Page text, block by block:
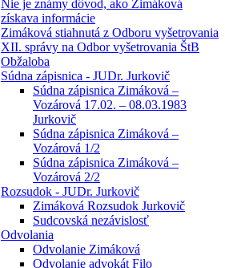
Nie je známy dôvod, ako Zimáková
získava informácie
Zimáková stiahnutá z Odboru vyšetrovania
XII. správy na Odbor vyšetrovania ŠtB
Obžaloba
Súdna zápisnica - JUDr. Jurkovič
Súdna zápisnica Zimáková –
Vozárová 17.02. – 08.03.1983
Jurkovič
Súdna zápisnica Zimáková –
Vozárová 1/2
Súdna zápisnica Zimáková –
Vozárová 2/2
Rozsudok - JUDr. Jurkovič
Zimáková Rozsudok Jurkovič
Sudcovská nezávislosť
Odvolania
Odvolanie Zimáková
Odvolanie advokát Filo